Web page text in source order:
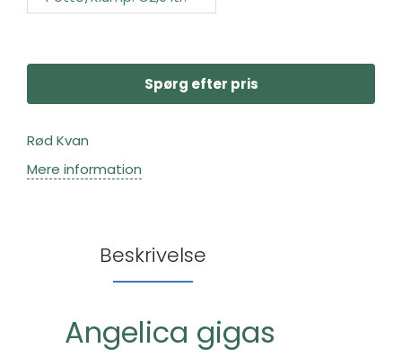
Spørg efter pris
Rød Kvan
Mere information
Beskrivelse
Angelica gigas